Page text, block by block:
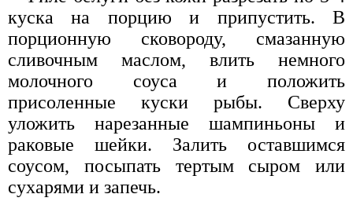
куска на порцию и припустить. В
порционную сковороду, смазанную
сливочным маслом, влить немного
молочного соуса и положить
присоленные куски рыбы. Сверху
уложить нарезанные шампиньоны и
раковые шейки. Залить оставшимся
соусом, посыпать тертым сыром или
сухарями и запечь.